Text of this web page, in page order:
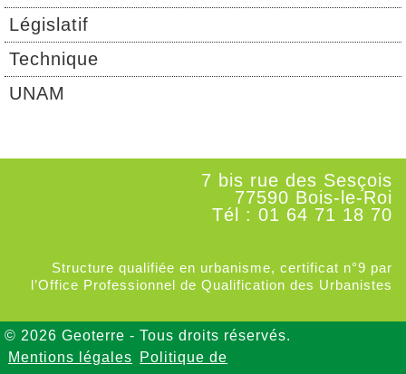
Législatif
Technique
UNAM
7 bis rue des Sesçois
77590 Bois-le-Roi
Tél : 01 64 71 18 70
Structure qualifiée en urbanisme, certificat n°9 par
l’Office Professionnel de Qualification des Urbanistes
© 2026 Geoterre - Tous droits réservés.
Mentions légales Politique de